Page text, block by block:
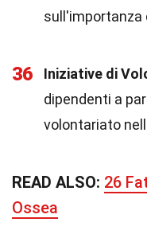
sull'importanza
36 Iniziative di
dipendenti a
volontariato
READ ALSO: 26
Ossea